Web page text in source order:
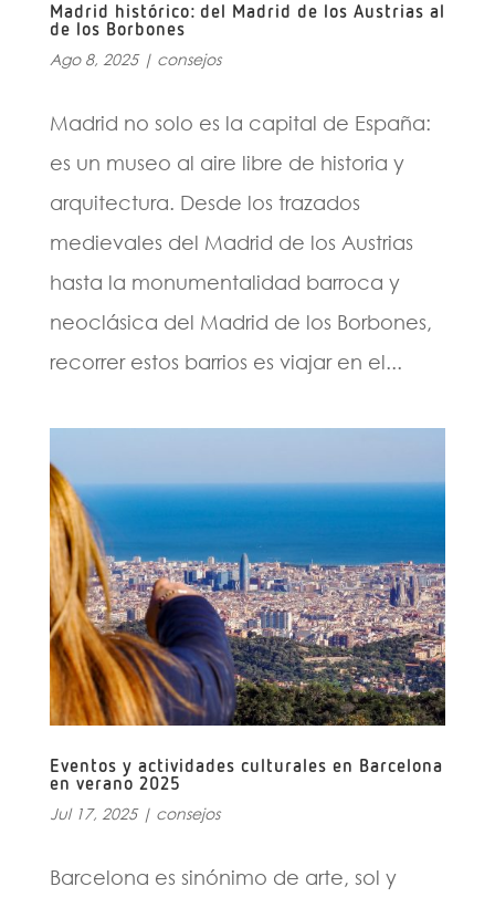
Madrid histórico: del Madrid de los Austrias al
de los Borbones
Ago 8, 2025| consejos
Madrid no solo es la capital de España:
es un museo al aire libre de historia y
arquitectura. Desde los trazados
medievales del Madrid de los Austrias
hasta la monumentalidad barroca y
neoclásica del Madrid de los Borbones,
recorrer estos barrios es viajar en el...
Eventos y actividades culturales en Barcelona
en verano 2025
Jul 17, 2025| consejos
Barcelona es sinónimo de arte, sol y